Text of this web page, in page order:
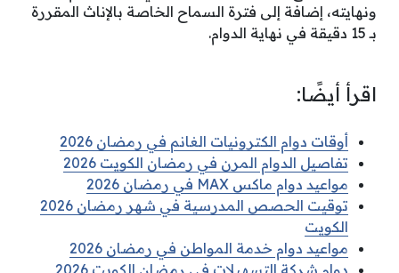
ونهايته، إضافة إلى فترة السماح الخاصة بالإناث المقررة
بـ 15 دقيقة في نهاية الدوام.
اقرأ أيضًا:
أوقات دوام الكترونيات الغانم في رمضان 2026
تفاصيل الدوام المرن في رمضان الكويت 2026
مواعيد دوام ماكس MAX في رمضان 2026
توقيت الحصص المدرسية في شهر رمضان 2026
الكويت
مواعيد دوام خدمة المواطن في رمضان 2026
دوام شركة التسهيلات في رمضان الكويت 2026